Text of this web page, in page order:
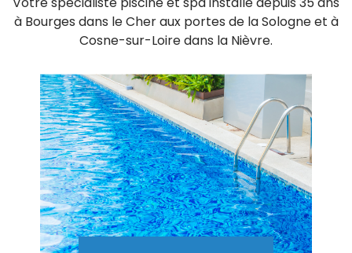
à Bourges dans le Cher aux portes de la Sologne et à
Cosne-sur-Loire dans la Nièvre.